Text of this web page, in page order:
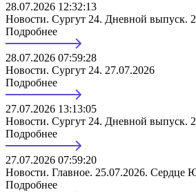
28.07.2026 12:32:13
Новости. Сургут 24. Дневной выпуск.
Подробнее
28.07.2026 07:59:28
Новости. Сургут 24. 27.07.2026
Подробнее
27.07.2026 13:13:05
Новости. Сургут 24. Дневной выпуск.
Подробнее
27.07.2026 07:59:20
Новости. Главное. 25.07.2026. Сердце
Подробнее